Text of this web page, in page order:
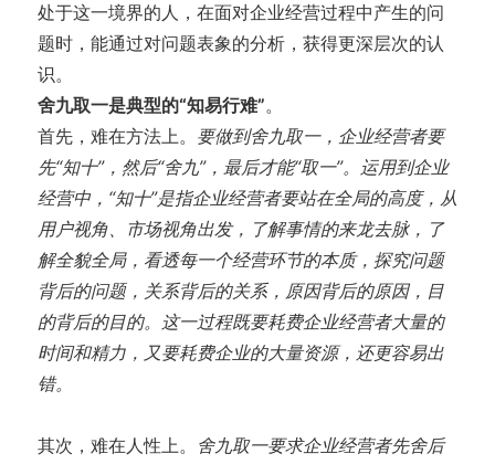
处于这一境界的人，在面对企业经营过程中产生的问
题时，能通过对问题表象的分析，获得更深层次的认
识。
舍九取一是典型的“知易行难”。
首先，难在方法上。 要做到舍九取一，企业经营者要
先“知十”，然后“舍九”，最后才能“取一”。运用到企业
经营中，“知十”是指企业经营者要站在全局的高度，从
用户视角、市场视角出发，了解事情的来龙去脉，了
解全貌全局，看透每一个经营环节的本质，探究问题
背后的问题，关系背后的关系，原因背后的原因，目
的背后的目的。这一过程既要耗费企业经营者大量的
时间和精力，又要耗费企业的大量资源，还更容易出
错。
其次，难在人性上。
舍九取一要求企业经营者先舍后